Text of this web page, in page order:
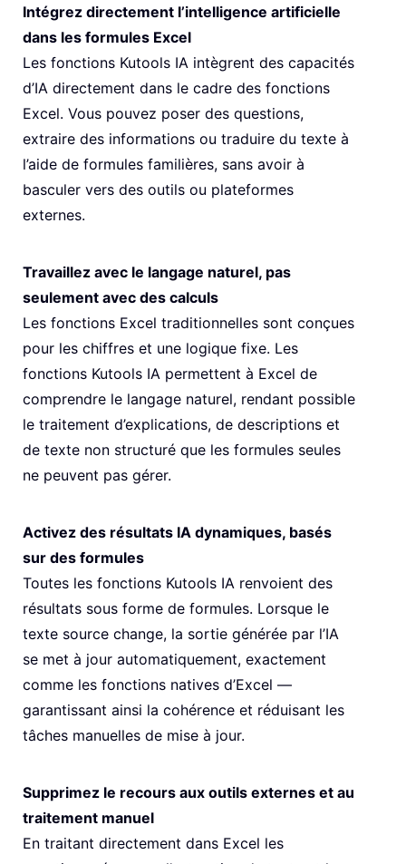
Intégrez directement l’intelligence artificielle
dans les formules Excel
Les fonctions Kutools IA intègrent des capacités
d’IA directement dans le cadre des fonctions
Excel. Vous pouvez poser des questions,
extraire des informations ou traduire du texte à
l’aide de formules familières, sans avoir à
basculer vers des outils ou plateformes
externes.
Travaillez avec le langage naturel, pas
seulement avec des calculs
Les fonctions Excel traditionnelles sont conçues
pour les chiffres et une logique fixe. Les
fonctions Kutools IA permettent à Excel de
comprendre le langage naturel, rendant possible
le traitement d’explications, de descriptions et
de texte non structuré que les formules seules
ne peuvent pas gérer.
Activez des résultats IA dynamiques, basés
sur des formules
Toutes les fonctions Kutools IA renvoient des
résultats sous forme de formules. Lorsque le
texte source change, la sortie générée par l’IA
se met à jour automatiquement, exactement
comme les fonctions natives d’Excel —
garantissant ainsi la cohérence et réduisant les
tâches manuelles de mise à jour.
Supprimez le recours aux outils externes et au
traitement manuel
En traitant directement dans Excel les